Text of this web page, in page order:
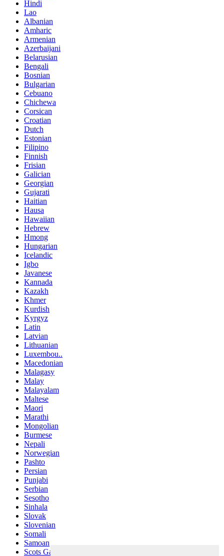
Hindi
Lao
Albanian
Amharic
Armenian
Azerbaijani
Belarusian
Bengali
Bosnian
Bulgarian
Cebuano
Chichewa
Corsican
Croatian
Dutch
Estonian
Filipino
Finnish
Frisian
Galician
Georgian
Gujarati
Haitian
Hausa
Hawaiian
Hebrew
Hmong
Hungarian
Icelandic
Igbo
Javanese
Kannada
Kazakh
Khmer
Kurdish
Kyrgyz
Latin
Latvian
Lithuanian
Luxembou..
Macedonian
Malagasy
Malay
Malayalam
Maltese
Maori
Marathi
Mongolian
Burmese
Nepali
Norwegian
Pashto
Persian
Punjabi
Serbian
Sesotho
Sinhala
Slovak
Slovenian
Somali
Samoan
Scots Gaelic